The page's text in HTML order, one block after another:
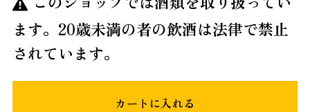
ます。20歳未満の者の飲酒は法律で禁止
されています。
カートに入れる